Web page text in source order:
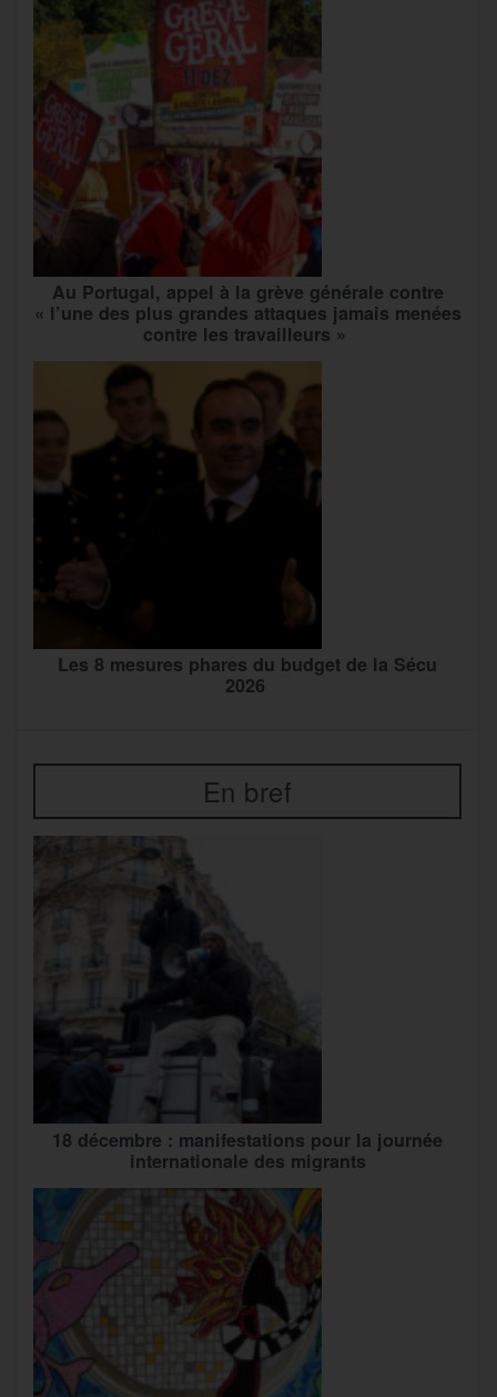
Au Portugal, appel à la grève générale contre
« l’une des plus grandes attaques jamais menées
contre les travailleurs »
Les 8 mesures phares du budget de la Sécu
2026
En bref
18 décembre : manifestations pour la journée
internationale des migrants